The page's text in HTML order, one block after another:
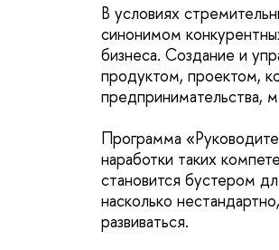
условиях
синонимом
изнеса. Создание и
продуктом, проектом,
предпринимательства,
Программа
наработки таких
становится бустером
насколько
развиваться.